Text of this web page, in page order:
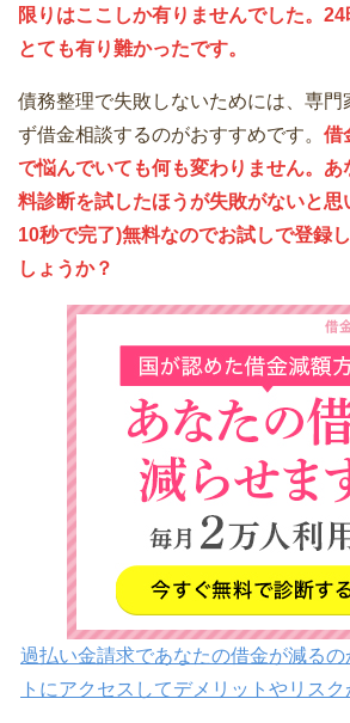
限りはここしか有りませんでした。
とても有り難かったです。
債務整理で失敗しないためには、専門
ず借金相談するのがおすすめです。 借
で悩んでいても何も変わりません。あ
料診断を試したほうが失敗がないと思
10秒で完了)無料なのでお試しで登録
しょうか？
過払い金請求であなたの借金が減る
トにアクセスしてデメリットやリス